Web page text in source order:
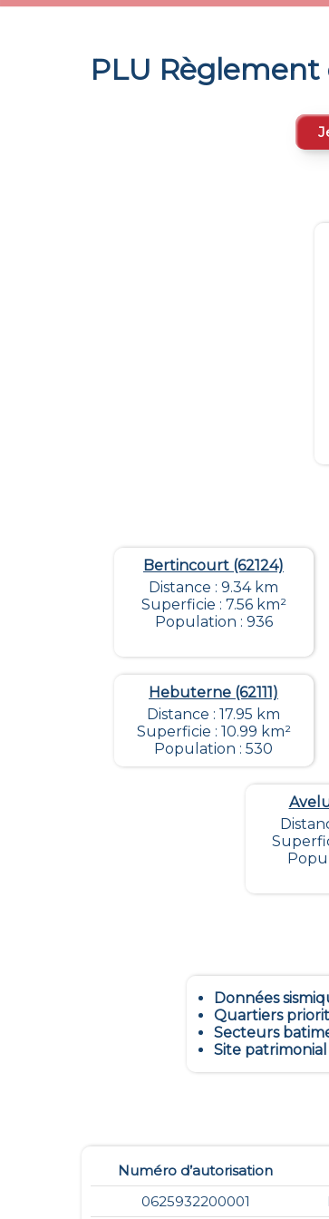
PLU
Bertincourt (62124)
Distance : 9.34 km
Superficie : 7.56 km²
Population : 936
Hebuterne (62111)
Distance : 17.95 km
Superficie : 10.99 km²
Population : 530
Données
Quartiers
Secteurs
Site
Numéro d’autorisation
0625932200001